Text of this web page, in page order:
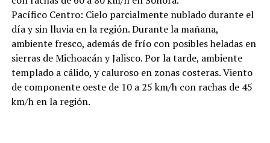
Pacífico Centro: Cielo parcialmente nublado durante el
día y sin lluvia en la región. Durante la mañana,
ambiente fresco, además de frío con posibles heladas en
sierras de Michoacán y Jalisco. Por la tarde, ambiente
templado a cálido, y caluroso en zonas costeras. Viento
de componente oeste de 10 a 25 km/h con rachas de 45
km/h en la región.